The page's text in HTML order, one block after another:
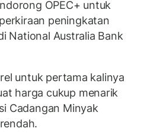
OPEC+ untuk
peningkatan
National Australia Bank
untuk pertama kalinya
harga cukup menarik
Cadangan Minyak